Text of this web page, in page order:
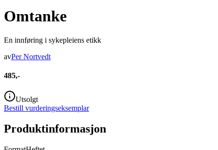
Omtanke
En innføring i sykepleiens etikk
avPer Nortvedt
485,-
Utsolgt
Bestill vurderingseksemplar
Produktinformasjon